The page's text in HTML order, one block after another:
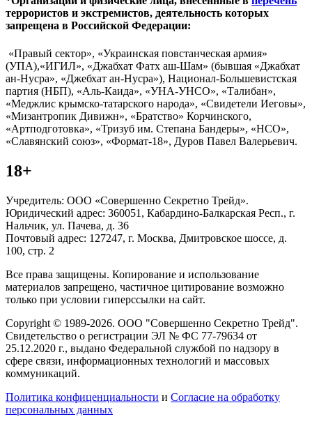
террористов и экстремистов, деятельность которых
запрещена в Российской Федерации:
«Правый сектор», «Украинская повстанческая армия»
(УПА),«ИГИЛ», «Джабхат Фатх аш-Шам» (бывшая «Джабхат
ан-Нусра», «Джебхат ан-Нусра»), Национал-Большевистская
партия (НБП), «Аль-Каида», «УНА-УНСО», «Талибан»,
«Меджлис крымско-татарского народа», «Свидетели Иеговы»,
«Мизантропик Дивижн», «Братство» Корчинского,
«Артподготовка», «Тризуб им. Степана Бандеры», «НСО»,
«Славянский союз», «Формат-18», Дуров Павел Валерьевич.
18+
Учредитель: ООО «Совершенно Секретно Трейд».
Юридический адрес: 360051, Кабардино-Балкарская Респ., г.
Нальчик, ул. Пачева, д. 36
Почтовый адрес: 127247, г. Москва, Дмитровское шоссе, д.
100, стр. 2
Все права защищены. Копирование и использование
материалов запрещено, частичное цитирование возможно
только при условии гиперссылки на сайт.
Copyright © 1989-2026. ООО "Совершенно Секретно Трейд".
Свидетельство о регистрации ЭЛ № ФС 77-79634 от
25.12.2020 г., выдано Федеральной службой по надзору в
сфере связи, информационных технологий и массовых
коммуникаций.
Политика конфиценциальности и Согласие на обработку
персональных данных